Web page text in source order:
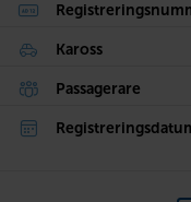
Kaross
Passagerare